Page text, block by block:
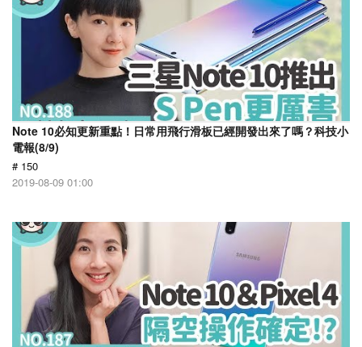
Note 10必知更新重點！日常用飛行滑板已經開發出來了嗎？科技小
電報(8/9)
# 150
2019-08-09 01:00